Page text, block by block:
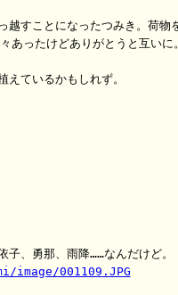
越すことになったつみき。荷物
あったけどありがとうと互いに
えているかもしれず。
001109.JPG